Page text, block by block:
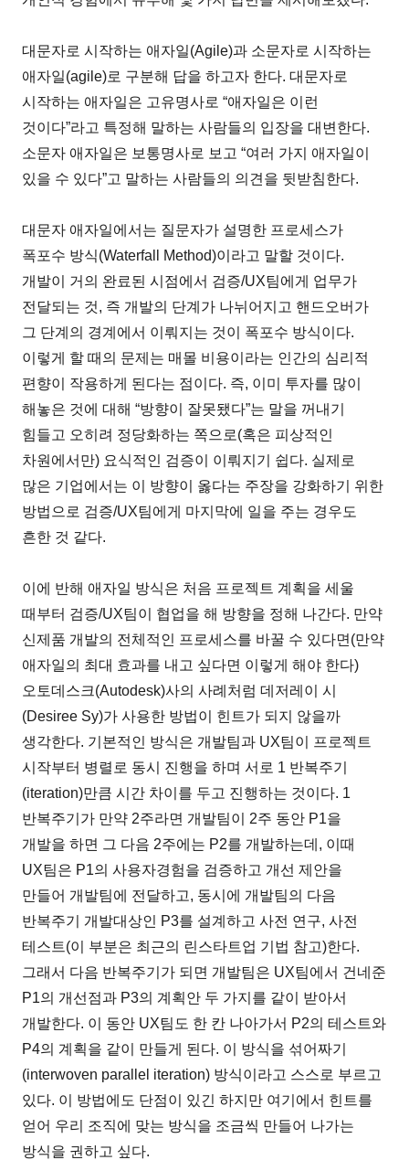
대문자로 시작하는 애자일(Agile)과 소문자로 시작하는
애자일(agile)로 구분해 답을 하고자 한다. 대문자로
시작하는 애자일은 고유명사로 “애자일은 이런
것이다”라고 특정해 말하는 사람들의 입장을 대변한다.
소문자 애자일은 보통명사로 보고 “여러 가지 애자일이
있을 수 있다”고 말하는 사람들의 의견을 뒷받침한다.
대문자 애자일에서는 질문자가 설명한 프로세스가
폭포수 방식(Waterfall Method)이라고 말할 것이다.
개발이 거의 완료된 시점에서 검증/UX팀에게 업무가
전달되는 것, 즉 개발의 단계가 나뉘어지고 핸드오버가
그 단계의 경계에서 이뤄지는 것이 폭포수 방식이다.
이렇게 할 때의 문제는 매몰 비용이라는 인간의 심리적
편향이 작용하게 된다는 점이다. 즉, 이미 투자를 많이
해놓은 것에 대해 “방향이 잘못됐다”는 말을 꺼내기
힘들고 오히려 정당화하는 쪽으로(혹은 피상적인
차원에서만) 요식적인 검증이 이뤄지기 쉽다. 실제로
많은 기업에서는 이 방향이 옳다는 주장을 강화하기 위한
방법으로 검증/UX팀에게 마지막에 일을 주는 경우도
흔한 것 같다.
이에 반해 애자일 방식은 처음 프로젝트 계획을 세울
때부터 검증/UX팀이 협업을 해 방향을 정해 나간다. 만약
신제품 개발의 전체적인 프로세스를 바꿀 수 있다면(만약
애자일의 최대 효과를 내고 싶다면 이렇게 해야 한다)
오토데스크(Autodesk)사의 사례처럼 데저레이 시
(Desiree Sy)가 사용한 방법이 힌트가 되지 않을까
생각한다. 기본적인 방식은 개발팀과 UX팀이 프로젝트
시작부터 병렬로 동시 진행을 하며 서로 1 반복주기
(iteration)만큼 시간 차이를 두고 진행하는 것이다. 1
반복주기가 만약 2주라면 개발팀이 2주 동안 P1을
개발을 하면 그 다음 2주에는 P2를 개발하는데, 이때
UX팀은 P1의 사용자경험을 검증하고 개선 제안을
만들어 개발팀에 전달하고, 동시에 개발팀의 다음
반복주기 개발대상인 P3를 설계하고 사전 연구, 사전
테스트(이 부분은 최근의 린스타트업 기법 참고)한다.
그래서 다음 반복주기가 되면 개발팀은 UX팀에서 건네준
P1의 개선점과 P3의 계획안 두 가지를 같이 받아서
개발한다. 이 동안 UX팀도 한 칸 나아가서 P2의 테스트와
P4의 계획을 같이 만들게 된다. 이 방식을 섞어짜기
(interwoven parallel iteration) 방식이라고 스스로 부르고
있다. 이 방법에도 단점이 있긴 하지만 여기에서 힌트를
얻어 우리 조직에 맞는 방식을 조금씩 만들어 나가는
방식을 권하고 싶다.